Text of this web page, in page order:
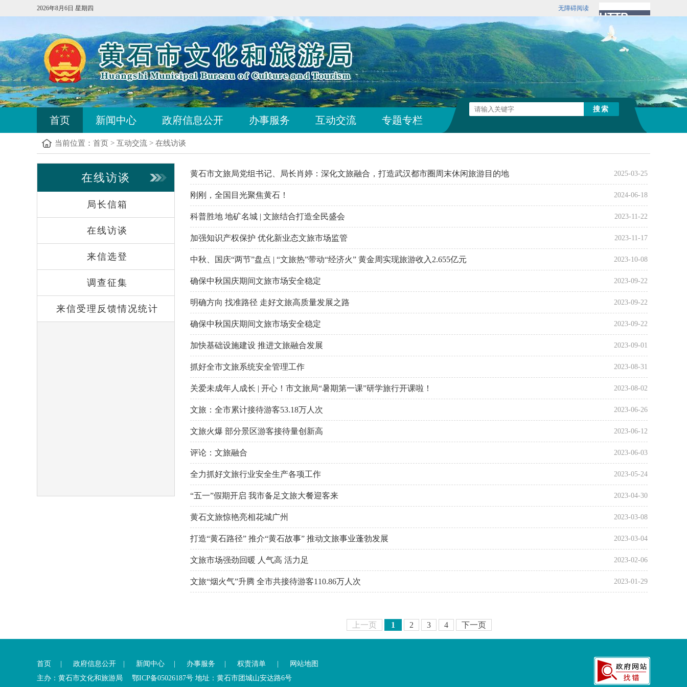
2026年8月6日 星期四 无障碍阅读
首页 新闻中心 政府信息公开 办事服务 互动交流 专题专栏
当前位置： 首页 > 互动交流 > 在线访谈
在线访谈
局长信箱
在线访谈
来信选登
调查征集
来信受理反馈情况统计
2025-03-25
黄石市文旅局党组书记、局长肖婷：深化文旅融合，打造武汉都市圈周末休闲旅游目的地
2024-06-18
刚刚，全国目光聚焦黄石！
2023-11-22
科普胜地 地矿名城 | 文旅结合打造全民盛会
2023-11-17
加强知识产权保护 优化新业态文旅市场监管
2023-10-08
中秋、国庆“两节”盘点 | “文旅热”带动“经济火” 黄金周实现旅游收入2.655亿元
2023-09-22
确保中秋国庆期间文旅市场安全稳定
2023-09-22
明确方向 找准路径 走好文旅高质量发展之路
2023-09-22
确保中秋国庆期间文旅市场安全稳定
2023-09-01
加快基础设施建设 推进文旅融合发展
2023-08-31
抓好全市文旅系统安全管理工作
2023-08-02
关爱未成年人成长 | 开心！市文旅局“暑期第一课”研学旅行开课啦！
2023-06-26
文旅：全市累计接待游客53.18万人次
2023-06-12
文旅火爆 部分景区游客接待量创新高
2023-06-03
评论：文旅融合
2023-05-24
全力抓好文旅行业安全生产各项工作
2023-04-30
“五一”假期开启 我市备足文旅大餐迎客来
2023-03-08
黄石文旅惊艳亮相花城广州
2023-03-04
打造“黄石路径” 推介“黄石故事” 推动文旅事业蓬勃发展
2023-02-06
文旅市场强劲回暖 人气高 活力足
2023-01-29
文旅“烟火气”升腾 全市共接待游客110.86万人次
上一页 1 2 3 4 下一页
首页 政府信息公开 新闻中心 办事服务 权责清单
网站地图
主办：黄石市文化和旅游局 鄂ICP备05026187号 地址：黄石市团城山安达路6号